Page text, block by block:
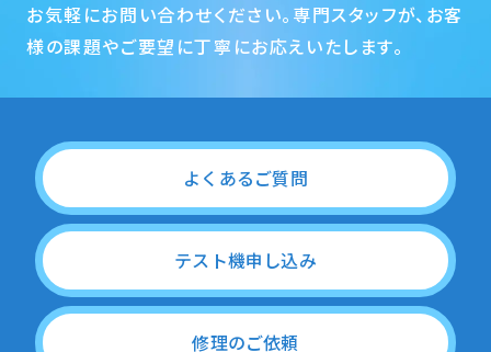
お気軽にお問い合わせください。専門スタッフが、お客
様の課題やご要望に丁寧にお応えいたします。
よくあるご質問
テスト機申し込み
修理のご依頼